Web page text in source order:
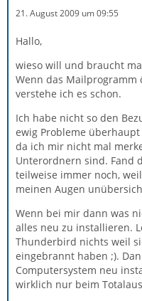
21. August 2009 um 09:55
Hallo,
wieso will und braucht
Wenn das
verstehe ich es schon.
Ich habe nicht so den
ewig Probleme
da ich mir nicht mal
Unterordnern sind. Fand
teilweise immer noch,
meinen Augen
Wenn bei mir dann was
alles neu zu installieren.
Thunderbird nichts weil
eingebrannt haben ;).
Computersystem neu
wirklich nur beim